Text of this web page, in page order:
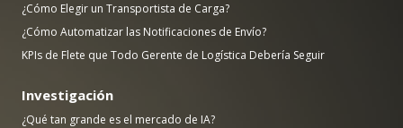
¿Cómo Elegir un Transportista de Carga?
¿Cómo Automatizar las Notificaciones de Envío?
KPIs de Flete que Todo Gerente de Logística Debería Seguir
Investigación
¿Qué tan grande es el mercado de IA?